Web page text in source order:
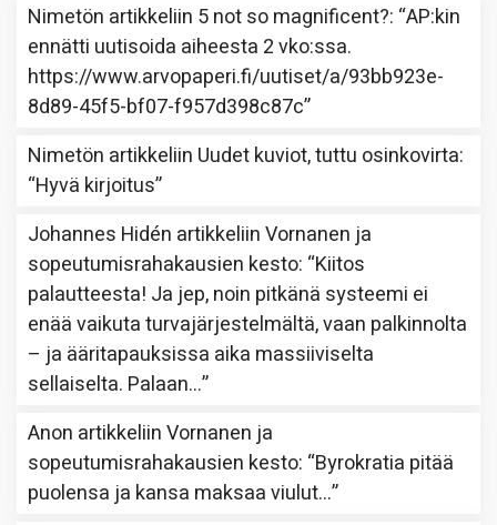
Nimetön artikkeliin 5 not so magnificent?: “AP:kin
ennätti uutisoida aiheesta 2 vko:ssa.
https://www.arvopaperi.fi/uutiset/a/93bb923e-
8d89-45f5-bf07-f957d398c87c”
Nimetön artikkeliin Uudet kuviot, tuttu osinkovirta:
“Hyvä kirjoitus”
Johannes Hidén artikkeliinVornanen ja
sopeutumisrahakausien kesto: “Kiitos
palautteesta! Ja jep, noin pitkänä systeemi ei
enää vaikuta turvajärjestelmältä, vaan palkinnolta
– ja ääritapauksissa aika massiiviselta
sellaiselta. Palaan…”
Anon artikkeliinVornanen ja
sopeutumisrahakausien kesto: “Byrokratia pitää
puolensa ja kansa maksaa viulut…”